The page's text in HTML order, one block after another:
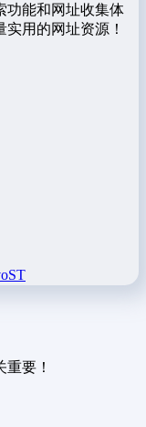
功能和网址收集体
用的网址资源！
要！